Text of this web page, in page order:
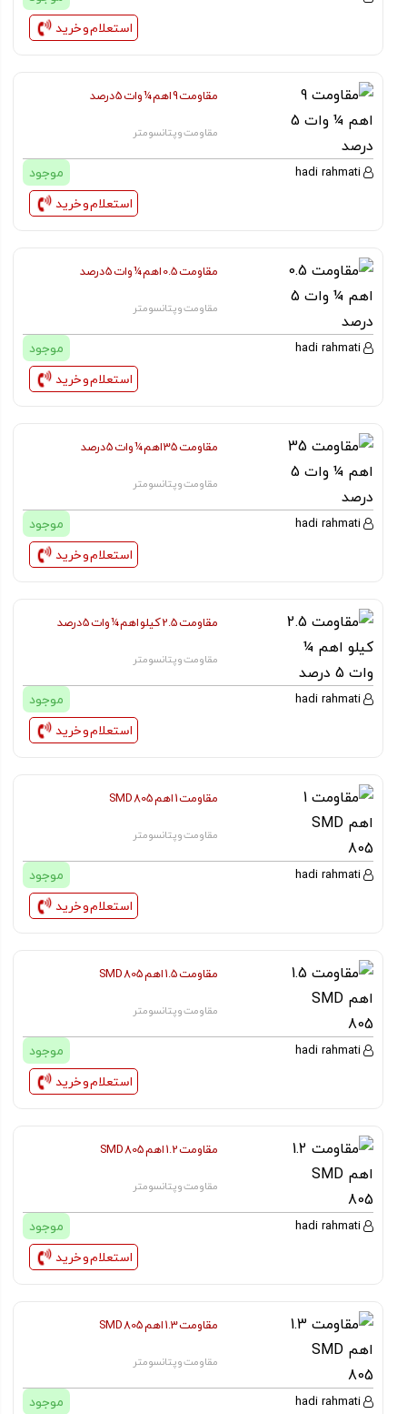
استعلام و خرید
مقاومت 9 اهم ¼ وات 5 درصد
مقاومت و پتانسومتر
hadi rahmati موجود
استعلام و خرید
مقاومت 0.5 اهم ¼ وات 5 درصد
مقاومت و پتانسومتر
hadi rahmati موجود
استعلام و خرید
مقاومت 35 اهم ¼ وات 5 درصد
مقاومت و پتانسومتر
hadi rahmati موجود
استعلام و خرید
مقاومت 2.5 کیلو اهم ¼ وات 5 درصد
مقاومت و پتانسومتر
hadi rahmati موجود
استعلام و خرید
مقاومت 1 اهم SMD 805
مقاومت و پتانسومتر
hadi rahmati موجود
استعلام و خرید
مقاومت 1.5 اهم SMD 805
مقاومت و پتانسومتر
hadi rahmati موجود
استعلام و خرید
مقاومت 1.2 اهم SMD 805
مقاومت و پتانسومتر
hadi rahmati موجود
استعلام و خرید
مقاومت 1.3 اهم SMD 805
مقاومت و پتانسومتر
hadi rahmati موجود